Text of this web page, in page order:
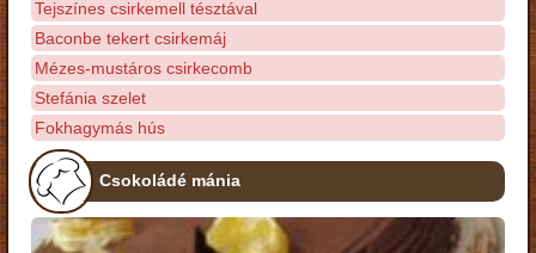
Tejszínes csirkemell tésztával
Baconbe tekert csirkemáj
Mézes-mustáros csirkecomb
Stefánia szelet
Fokhagymás hús
Csokoládé mánia